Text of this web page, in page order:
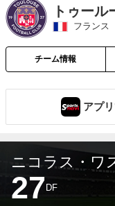
トゥール
フランス
チーム情報
アプ
ニコラス・ワ
27 DF